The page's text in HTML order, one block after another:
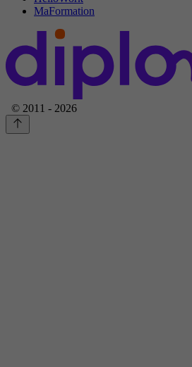
MaFormation
© 2011 - 2026